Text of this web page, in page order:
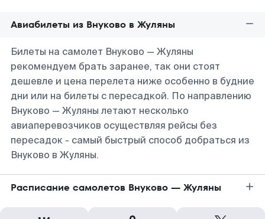
Авиабилеты из Внуково в Жуляны
Билеты на самолет Внуково — Жуляны
рекомендуем брать заранее, так они стоят
дешевле и цена перелета ниже особенно в будние
дни или на билеты с пересадкой. По направлению
Внуково — Жуляны летают несколько
авиаперевозчиков осуществляя рейсы без
пересадок - самый быстрый способ добраться из
Внуково в Жуляны.
Расписание самолетов Внуково — Жуляны